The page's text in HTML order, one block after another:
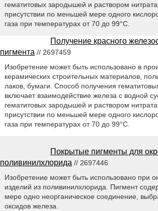
гематитовых зародышей и раствором
присутствии по меньшей мере одного
газа при температурах от 70 до 99°С.
Получение красного
пигмента // 2697459
Изобретение может быть использовано в
керамических строительных материалов,
лаков, бумаги. Способ получения
включает взаимодействие железа с водной
гематитовых зародышей и раствором
присутствии по меньшей мере одного
газа при температурах от 70 до 99°С.
Покрытые пигменты для
поливинилхлорида // 2697446
Изобретение может быть использовано при
изделий из поливинилхлорида. Пигмент
мере одно неорганическое соединение,
оксидов железа.